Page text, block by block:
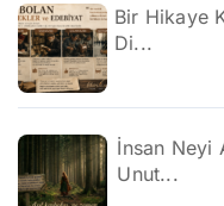
Bir Hikaye
Di...
İnsan Neyi
Unut...